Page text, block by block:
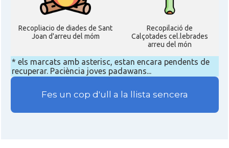
Recopliacio de diades de Sant
Joan d'arreu del móm
Recopilació de
Calçotades cel.lebrades
arreu del món
* els marcats amb asterisc, estan encara pendents de
recuperar. Paciència joves padawans...
Fes un cop d'ull a la llista sencera